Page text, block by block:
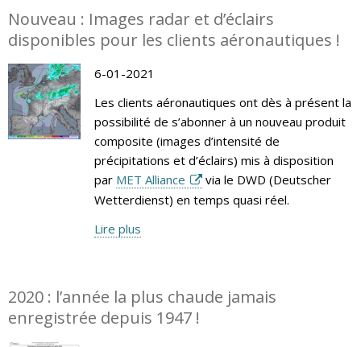
Nouveau : Images radar et d’éclairs
disponibles pour les clients aéronautiques !
6-01-2021
Les clients aéronautiques ont dès à présent la
possibilité de s’abonner à un nouveau produit
composite (images d’intensité de
précipitations et d’éclairs) mis à disposition
par MET Alliance
via le DWD (Deutscher
Wetterdienst) en temps quasi réel.
Lire plus
2020 : l’année la plus chaude jamais
enregistrée depuis 1947 !